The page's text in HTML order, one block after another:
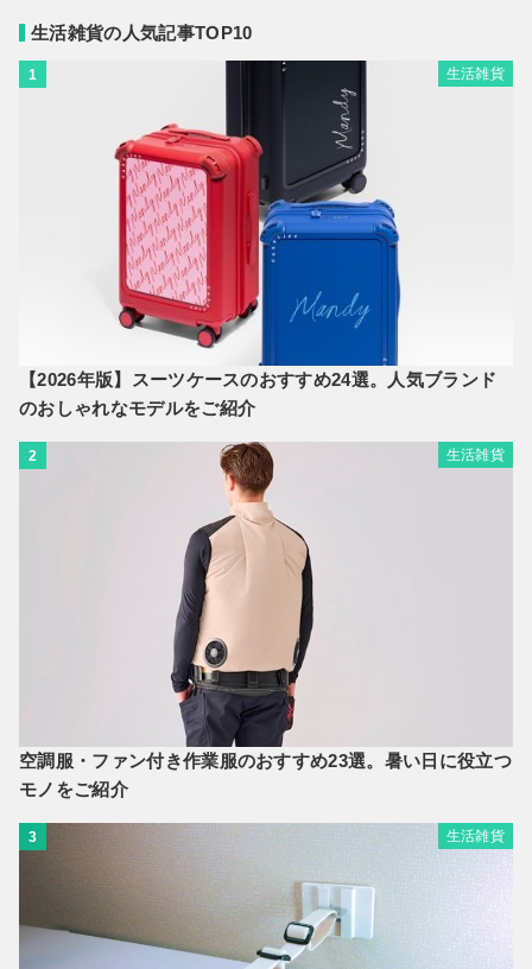
生活雑貨の人気記事TOP10
1 生活雑貨
【2026年版】スーツケースのおすすめ24選。人気ブランド
のおしゃれなモデルをご紹介
2 生活雑貨
空調服・ファン付き作業服のおすすめ23選。暑い日に役立つ
モノをご紹介
3 生活雑貨